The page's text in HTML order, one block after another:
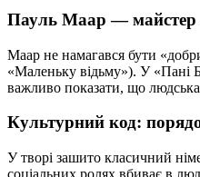
Пауль Маар — майстер
Маар не намагався бути
«Маленьку відьму»). У «Пані
важливо показати, що людська
Культурний код:
У творі зашито класичний
соціальних ролях вбиває в